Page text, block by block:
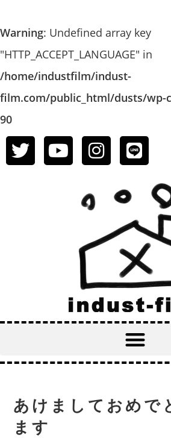
Warning: Undefined array key
"HTTP_ACCEPT_LANGUAGE" in
/home/industfilm/indust-
film.com/public_html/dusts/wp-
90
あけましておめで
ます